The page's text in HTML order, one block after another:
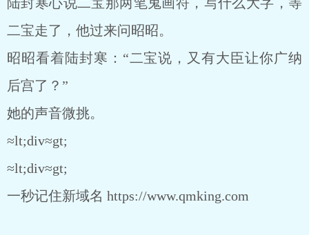
二宝走了，他过来问昭昭。
昭昭看着陆封寒：“二宝说，又有大臣让你广纳
后宫了？”
她的声音微挑。
≈lt;div≈gt;
≈lt;div≈gt;
一秒记住新域名 https://www.qmking.com